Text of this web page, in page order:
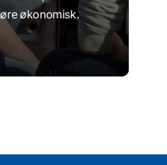
økonomisk.